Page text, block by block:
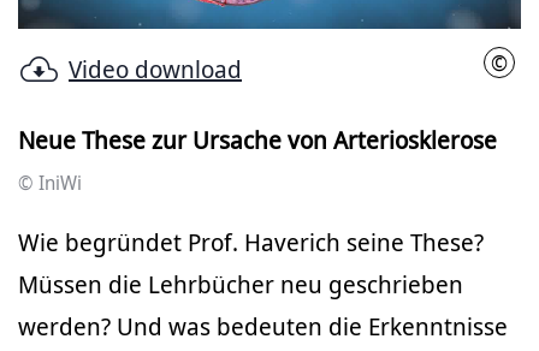
©
Video download
Neue These zur Ursache von Arteriosklerose
© IniWi
Wie begründet Prof. Haverich seine These?
Müssen die Lehrbücher neu geschrieben
werden? Und was bedeuten die Erkenntnisse